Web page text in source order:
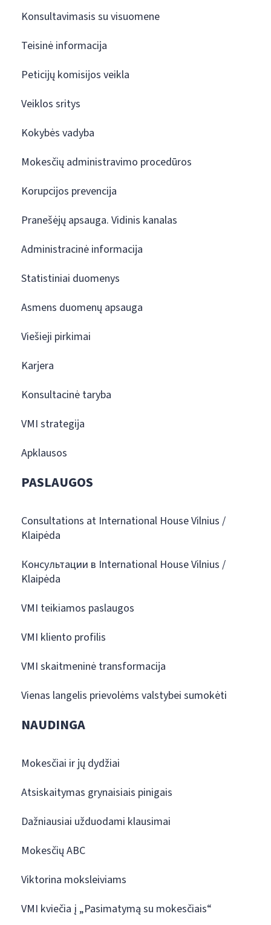
Konsultavimasis su visuomene
Teisinė informacija
Peticijų komisijos veikla
Veiklos sritys
Kokybės vadyba
Mokesčių administravimo procedūros
Korupcijos prevencija
Pranešėjų apsauga. Vidinis kanalas
Administracinė informacija
Statistiniai duomenys
Asmens duomenų apsauga
Viešieji pirkimai
Karjera
Konsultacinė taryba
VMI strategija
Apklausos
PASLAUGOS
Consultations at International House Vilnius /
Klaipėda
Консультации в International House Vilnius /
Klaipėda
VMI teikiamos paslaugos
VMI kliento profilis
VMI skaitmeninė transformacija
Vienas langelis prievolėms valstybei sumokėti
NAUDINGA
Mokesčiai ir jų dydžiai
Atsiskaitymas grynaisiais pinigais
Dažniausiai užduodami klausimai
Mokesčių ABC
Viktorina moksleiviams
VMI kviečia į „Pasimatymą su mokesčiais“